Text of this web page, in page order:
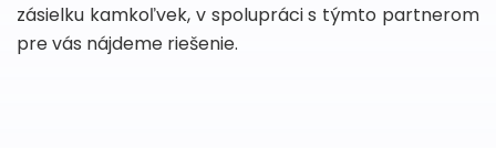
zásielku kamkoľvek, v spolupráci s týmto partnerom
pre vás nájdeme riešenie.